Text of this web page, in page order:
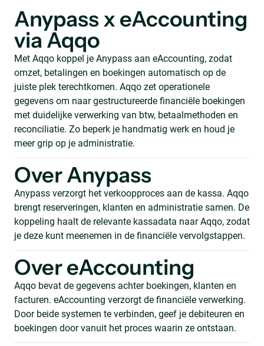
Anypass x eAccounting
via Aqqo
Met Aqqo koppel je Anypass aan eAccounting, zodat
omzet, betalingen en boekingen automatisch op de
juiste plek terechtkomen. Aqqo zet operationele
gegevens om naar gestructureerde financiële boekingen
met duidelijke verwerking van btw, betaalmethoden en
reconciliatie. Zo beperk je handmatig werk en houd je
meer grip op je administratie.
Over Anypass
Anypass verzorgt het verkoopproces aan de kassa. Aqqo
brengt reserveringen, klanten en administratie samen. De
koppeling haalt de relevante kassadata naar Aqqo, zodat
je deze kunt meenemen in de financiële vervolgstappen.
Over eAccounting
Aqqo bevat de gegevens achter boekingen, klanten en
facturen. eAccounting verzorgt de financiële verwerking.
Door beide systemen te verbinden, geef je debiteuren en
boekingen door vanuit het proces waarin ze ontstaan.